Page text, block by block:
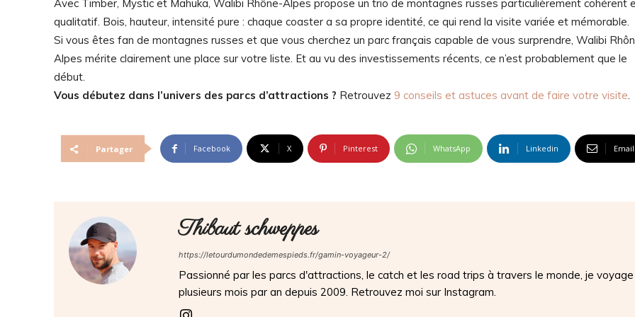
Avec Timber, Mystic et Mahuka, Walibi Rhône-Alpes propose un trio de montagnes russes particulièrement cohérent
qualitatif. Bois, hauteur, intensité pure : chaque coaster a sa propre identité, ce qui rend la visite variée et mémorable.
Si vous êtes fan de montagnes russes et que vous cherchez un parc français capable de vous surprendre, Walibi
Alpes mérite clairement une place sur votre liste. Et au vu des investissements récents, ce n’est probablement que le
début.
Vous débutez dans l’univers des parcs d’attractions ? Retrouvez 9 conseils et astuces avant de faire votre visite.
Partager Facebook X Pinterest WhatsApp Linkedin Email
Thibaut schweppes
https://letourdumondedemespieds.fr/gamin-voyageur-2/
Passionné par les parcs d'attractions, le catch et les road trips à travers le monde, je voyage
plusieurs mois par an depuis 2009. Retrouvez moi sur Instagram.